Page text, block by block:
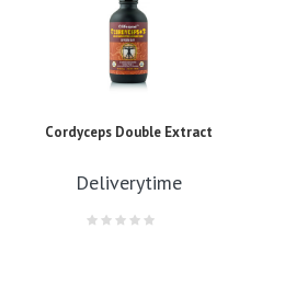
Cordyceps Double Extract
Deliverytime